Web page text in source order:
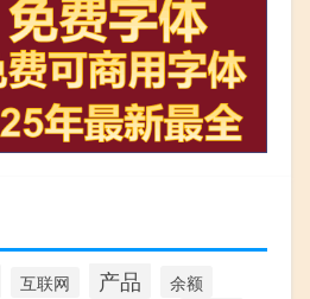
互联网 产品
余额